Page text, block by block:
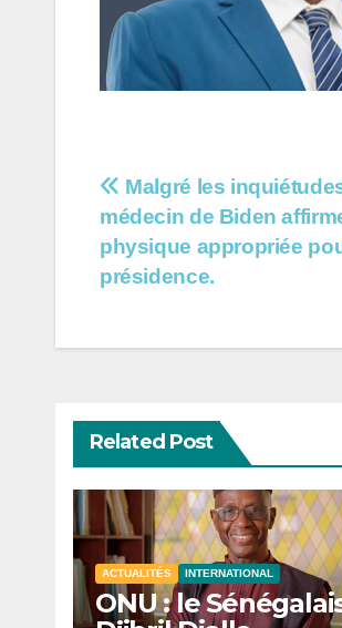
Navigation
de
l’article
Malgré les
médecin de Biden
physique appropriée
présidence.
Related Post
ACTUALITÉS INTERNATIONAL
ONU : le